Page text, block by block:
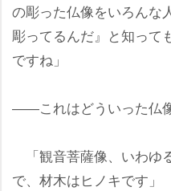
の彫った仏像をいろんな
彫ってるんだ』と知って
ですね」
――これはどういった仏
「観音菩薩像、いわゆ
で、材木はヒノキです」